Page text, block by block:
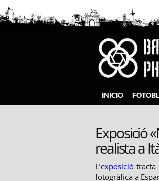
Saltar
al
contenido
INICIO
Exposició
realista a
L’exposició tracta
fotogràfica a